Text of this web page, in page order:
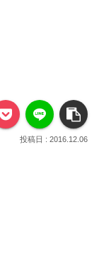
2016.12.06